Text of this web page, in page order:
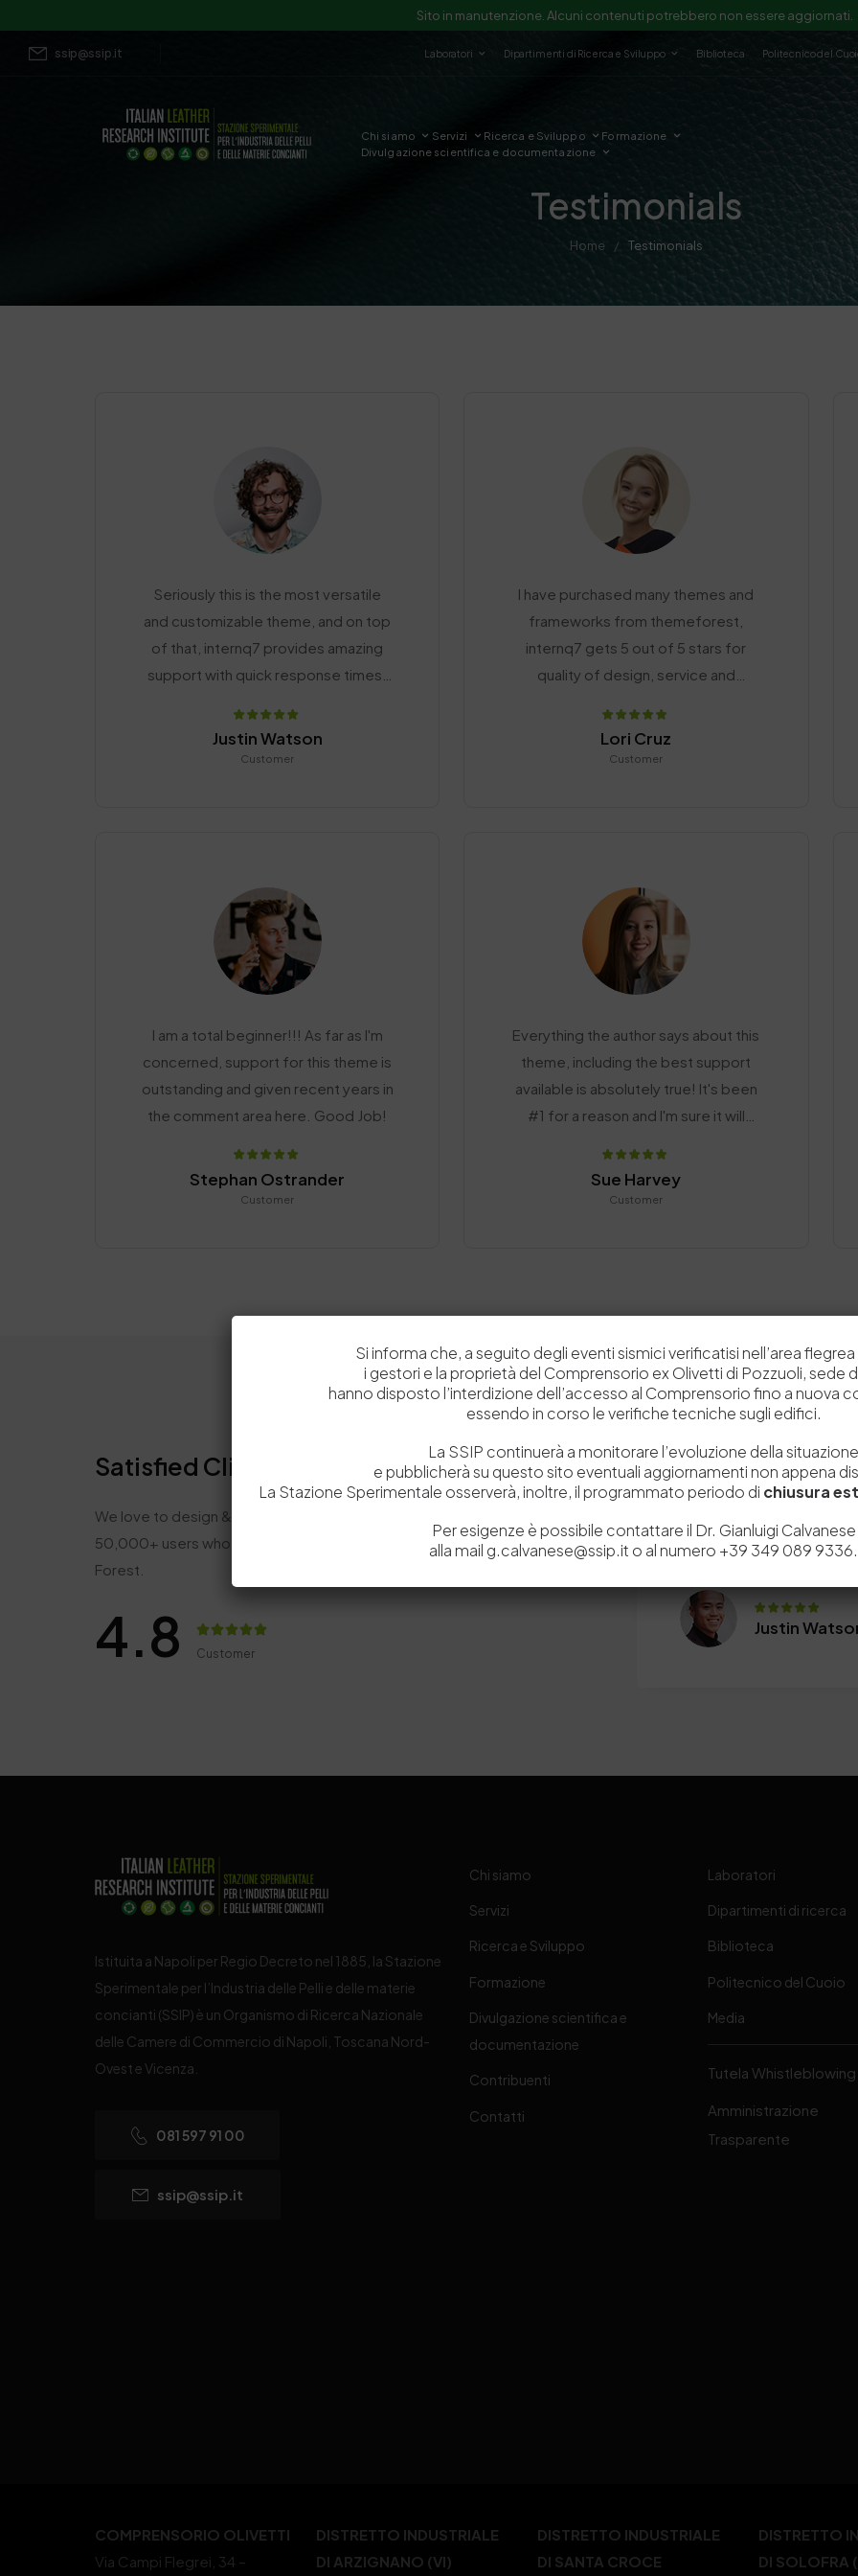
Sito in manutenzione. Alcuni contenuti potrebbero non essere aggiornati.
ssip@ssip.it Laboratori Dipartimenti di Ricerca e Sviluppo Biblioteca Politecnico del
Chi siamo Servizi Ricerca e Sviluppo
Formazione
Divulgazione scientifica e documentazione
Testimonials
Home / Testimonials
Seriously this is the most versatile
and customizable theme, and on top
of that, internq7 provides amazing
support with quick response times.
Justin Watson
Customer
I have purchased many themes and
frameworks from themeforest,
internq7 gets 5 out of 5 stars for
quality of design, service and
Lori Cruz
Customer
I am a total beginner!!! As far as I'm
concerned, support for this theme is
outstanding and given recent years in
the comment area here. Good Job!
Stephan Ostrander
Customer
Everything the author says about this
theme, including the best support
available is absolutely true! It's been
#1 for a reason and I'm sure it will
Sue Harvey
Customer
Satisfied Clients Say About Us
We love to design & develop awesome websites and Join over
50,000+ users who love us. Our customer's reviews on Theme
Forest.
4.8 Customer
This is simply the best
kind of website. Just be
configuring. There are so
can change everything
technical knowledge.
Justin
Istituita a Napoli per Regio Decreto nel 1885, la Stazione
Sperimentale per l’Industria delle Pelli e delle materie
concianti (SSIP) è un Organismo di Ricerca Nazionale
delle Camere di Commercio di Napoli, Toscana Nord-
Ovest e Vicenza.
081 597 91 00
ssip@ssip.it
Chi siamo
Servizi
Ricerca e Sviluppo
Formazione
Divulgazione scientifica e
documentazione
Contribuenti
Contatti
Laboratori
Dipartimenti di ricerca
Biblioteca
Politecnico del Cuoio
Media
Tutela Whistleblowing
Amministrazione
Trasparente
COMPRENSORIO OLIVETTI
Via Campi Flegrei, 34 –
DISTRETTO INDUSTRIALE
DI ARZIGNANO (VI)
DISTRETTO INDUSTRIALE
DI SANTA CROCE
DISTRETTO
DI SOLOFRA
Si informa che, a seguito degli eventi sismici verificatisi nell’area flegrea
i gestori e la proprietà del Comprensorio ex Olivetti di Pozzuoli, sede
hanno disposto l’interdizione dell’accesso al Comprensorio fino a nuova
essendo in corso le verifiche tecniche sugli edifici.
La SSIP continuerà a monitorare l’evoluzione della situazione
e pubblicherà su questo sito eventuali aggiornamenti non appena
La Stazione Sperimentale osserverà, inoltre, il programmato periodo di chiusura
Per esigenze è possibile contattare il Dr. Gianluigi Calvanese
alla mail g.calvanese@ssip.it o al numero +39 349 089 9336.